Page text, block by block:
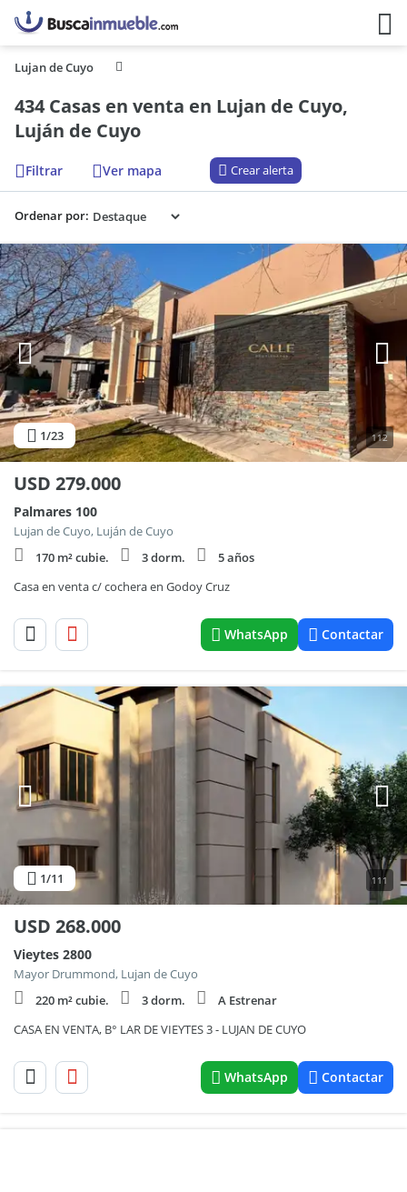
Lujan de Cuyo
434 Casas en venta en Lujan de Cuyo,
Luján de Cuyo
Filtrar Ver mapa Crear alerta
Ordenar por:
1/23 112
USD 279.000
Palmares 100
Lujan de Cuyo, Luján de Cuyo
170 m² cubie.
3 dorm.
5 años
Casa en venta c/ cochera en Godoy Cruz
WhatsApp Contactar
1/11 111
USD 268.000
Vieytes 2800
Mayor Drummond, Lujan de Cuyo
220 m² cubie.
3 dorm.
A Estrenar
CASA EN VENTA, B° LAR DE VIEYTES 3 - LUJAN DE CUYO
WhatsApp Contactar